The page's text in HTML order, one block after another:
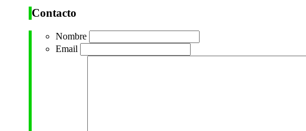
Contacto
Nombre
Email